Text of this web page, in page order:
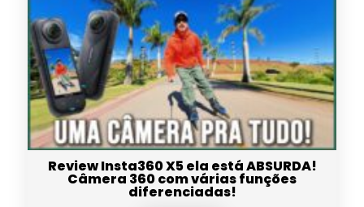
Review Insta360 X5 ela está ABSURDA!
Câmera 360 com várias funções
diferenciadas!